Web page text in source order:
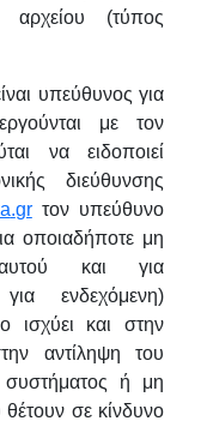
(τύπος
υπεύθυνος για
με τον
να ειδοποιεί
διεύθυνσης
.grτον υπεύθυνο
οποιαδήποτε μη
αυτού και για
ενδεχόμενη)
ισχύει και στην
αντίληψη του
συστήματος ή μη
σε κίνδυνο